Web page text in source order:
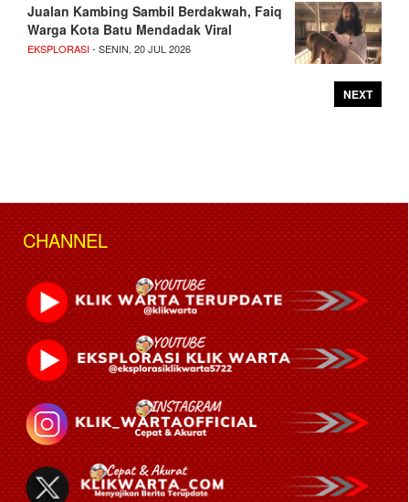
Jualan Kambing Sambil Berdakwah, Faiq
Warga Kota Batu Mendadak Viral
EKSPLORASI- SENIN, 20 JUL 2026
NEXT
CHANNEL